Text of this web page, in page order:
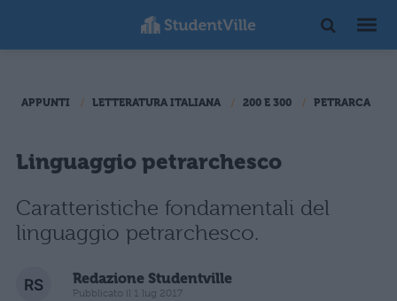
APPUNTI LETTERATURA ITALIANA 200 E 300 PETRARCA
Linguaggio petrarchesco
Caratteristiche fondamentali del
linguaggio petrarchesco.
Redazione Studentville
Pubblicato il 1 lug 2017